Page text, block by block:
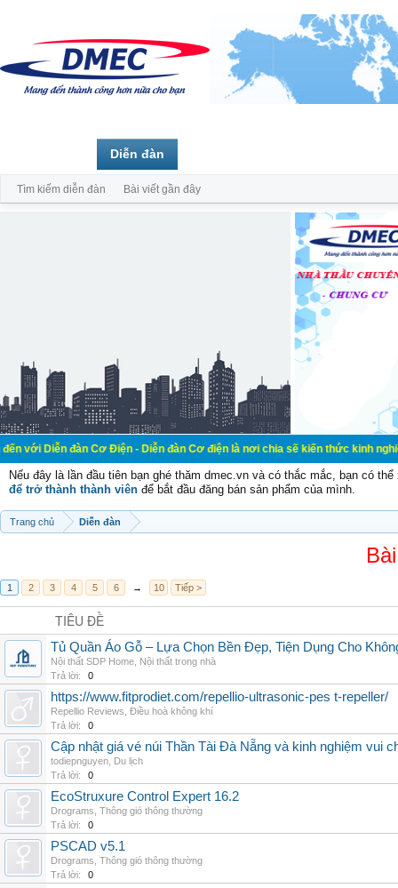
đàn Cơ Điện - Diễn đàn Cơ điện là nơi chia sẽ kiến thức kinh nghiệm
Nếu đây là lần đầu tiên bạn ghé thăm dmec.vn và có thắc mắc, bạn có
để trở thành thành viên để bắt đầu đăng bán sản phẩm của mình.
Trang chủ Diễn đàn
1 2 3 4 5 6 → 10 Tiếp >
TIÊU ĐỀ
Tủ Quần Áo Gỗ – Lựa Chọn Bền Đẹp, Tiện Dụng Cho
Nội thất SDP Home Nội thất trong nhà
Trả lời:
0
https://www.fitprodiet.com/repellio-ultrasonic-pes t-repeller/
Repellio Reviews Điều hoà không khí
Trả lời:
0
Cập nhật giá vé núi Thần Tài Đà Nẵng và kinh nghiệm vui
todiepnguyen Du lịch
Trả lời:
0
EcoStruxure Control Expert 16.2
Drograms Thông gió thông thường
Trả lời:
0
PSCAD v5.1
Drograms Thông gió thông thường
Trả lời:
0
Diễn đàn
Tìm kiếm diễn đàn Bài viết gần đây